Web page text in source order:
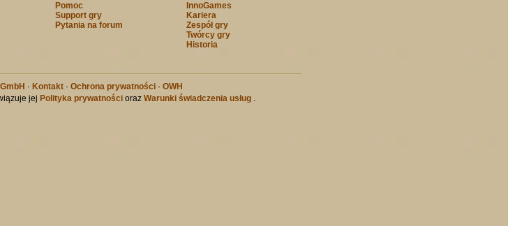
Pomoc
Support gry
Pytania na forum
InnoGames
Kariera
Zespół gry
Twórcy gry
Historia
· Kontakt· Ochrona prywatności· OWH
jej Polityka prywatnościoraz Warunki świadczenia usług.